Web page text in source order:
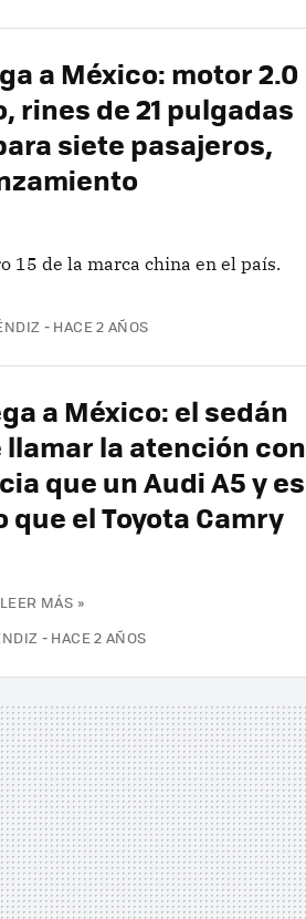
a México: motor 2.0
rines de 21 pulgadas
siete pasajeros,
15 de la marca china en el país.
HACE 2 AÑOS
a México: el sedán
la atención con
que un Audi A5 y es
que el Toyota Camry
LEER MÁS »
HACE 2 AÑOS